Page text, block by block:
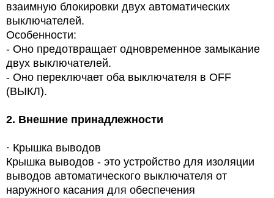
взаимную блокировки двух автоматических
выключателей.
Особенности:
- Оно предотвращает одновременное замыкание
двух выключателей.
- Оно переключает оба выключателя в OFF
(ВЫКЛ).
2. Внешние принадлежности
· Крышка выводов
Крышка выводов - это устройство для изоляции
выводов автоматического выключателя от
наружного касания для обеспечения